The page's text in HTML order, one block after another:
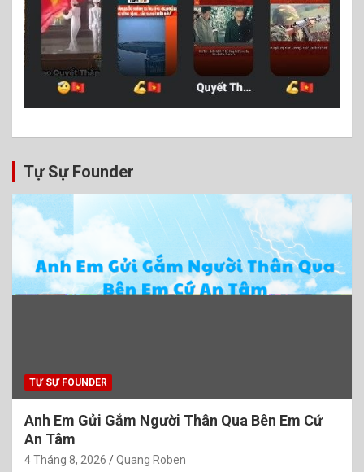
Tự Sự Founder
TỰ SỰ FOUNDER
Anh Em Gửi Gắm Người Thân Qua Bên Em Cứ
An Tâm
4 Tháng 8, 2026 Quang Roben